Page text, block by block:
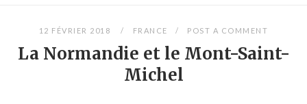
12 FÉVRIER 2018 FRANCE POST A COMMENT
La Normandie et le Mont-Saint-
Michel